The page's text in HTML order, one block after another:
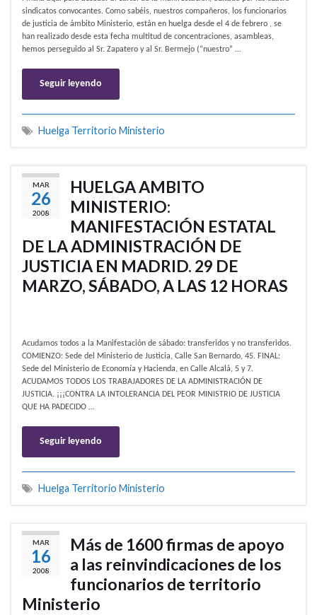
sindicatos convocantes. Como sabéis, nuestros compañeros, los funcionarios
de justicia de ámbito Ministerio, están en huelga desde el 4 de febrero , se
han realizado desde esta fecha multitud de concentraciones, asambleas,
hemos perseguido al Sr. Zapatero y al Sr. Bermejo (“nuestro” …
Seguir leyendo
Huelga Territorio Ministerio
MAR
26
2008
HUELGA AMBITO
MINISTERIO:
MANIFESTACIÓN ESTATAL
DE LA ADMINISTRACIÓN DE
JUSTICIA EN MADRID. 29 DE
MARZO, SÁBADO, A LAS 12 HORAS
Acudamos todos a la Manifestación de sábado: transferidos y no transferidos.
COMIENZO: Sede del Ministerio de Justicia, Calle San Bernardo, 45. FINAL:
Sede del Ministerio de Economía y Hacienda, en Calle Alcalá, 5 y 7.
ACUDAMOS TODOS LOS TRABAJADORES DE LA ADMINISTRACIÓN DE
JUSTICIA. ¡¡¡CONTRA LA INTOLERANCIA DEL PEOR MINISTRIO DE JUSTICIA
QUE HA PADECIDO …
Seguir leyendo
Huelga Territorio Ministerio
MAR
16
2008
Más de 1600 firmas de apoyo
a las reinvindicaciones de los
funcionarios de territorio
Ministerio